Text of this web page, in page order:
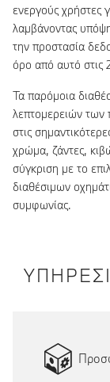
ενεργούς χρήστες
λαμβάνοντας υπόψη
την προστασία
όρο από αυτό στις
Τα παρόμοια
λεπτομερειών των
στις
χρώμα, ζάντες,
σύγκριση με το
διαθέσιμων
συμφωνίας.